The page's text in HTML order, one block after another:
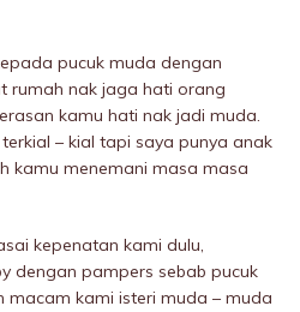
pucuk muda dengan
rumah nak jaga hati orang
kamu hati nak jadi muda.
– kial tapi saya punya anak
kamu menemani masa masa
kepenatan kami dulu,
dengan pampers sebab pucuk
macam kami isteri muda – muda